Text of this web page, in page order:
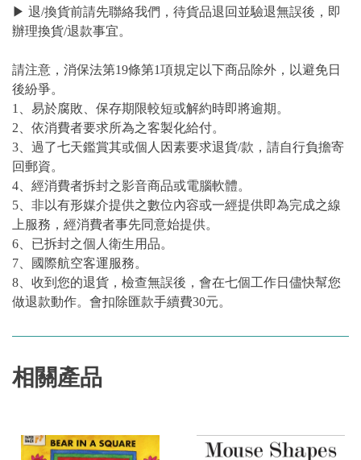
▶ 退/換貨前請先聯絡我們，待貨品退回並驗退無誤後，即
辦理換貨/退款事宜。
請注意，消保法第19條第1項規定以下商品除外，以避免日
後紛爭。
1、易於腐敗、保存期限較短或解約時即將逾期。
2、依消費者要求所為之客製化給付。
3、過了七天鑑賞其或個人因素要求退貨/款，請自行負擔寄
回郵資。
4、經消費者拆封之影音商品或電腦軟體。
5、非以有形媒介提供之數位內容或一經提供即為完成之線
上服務，經消費者事先同意始提供。
6、已拆封之個人衛生用品。
7、國際航空客運服務。
8、收到您的退貨，檢查無誤後，會在七個工作日儘快幫您
做退款動作。會扣除匯款手續費30元。
相關產品